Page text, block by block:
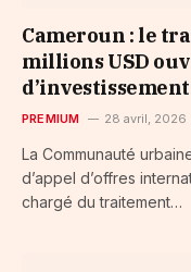
Cameroun : le
millions USD
PREMIUM 28 avril, 2026
La Communauté
d’appel d’offres
chargé du traitement…